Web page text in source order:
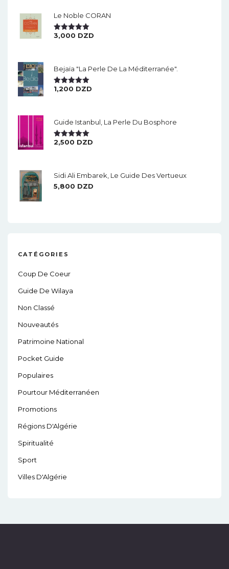
Le Noble CORAN
Note5.00
3,000 DZD
Bejaïa "la Perle De La Méditerranée".
Note5.00
1,200 DZD
Guide Istanbul, La Perle Du Bosphore
Note5.00
2,500 DZD
Sidi Ali Embarek, Le Guide Des Vertueux
5,800 DZD
CATÉGORIES
Coup De Coeur
Guide De Wilaya
Non Classé
Nouveautés
Patrimoine National
Pocket Guide
Populaires
Pourtour Méditerranéen
Promotions
Régions D'Algérie
Spiritualité
Sport
Villes D'Algérie